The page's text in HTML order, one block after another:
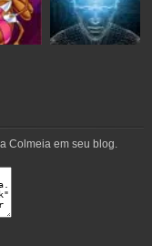
Colmeia em seu blog.